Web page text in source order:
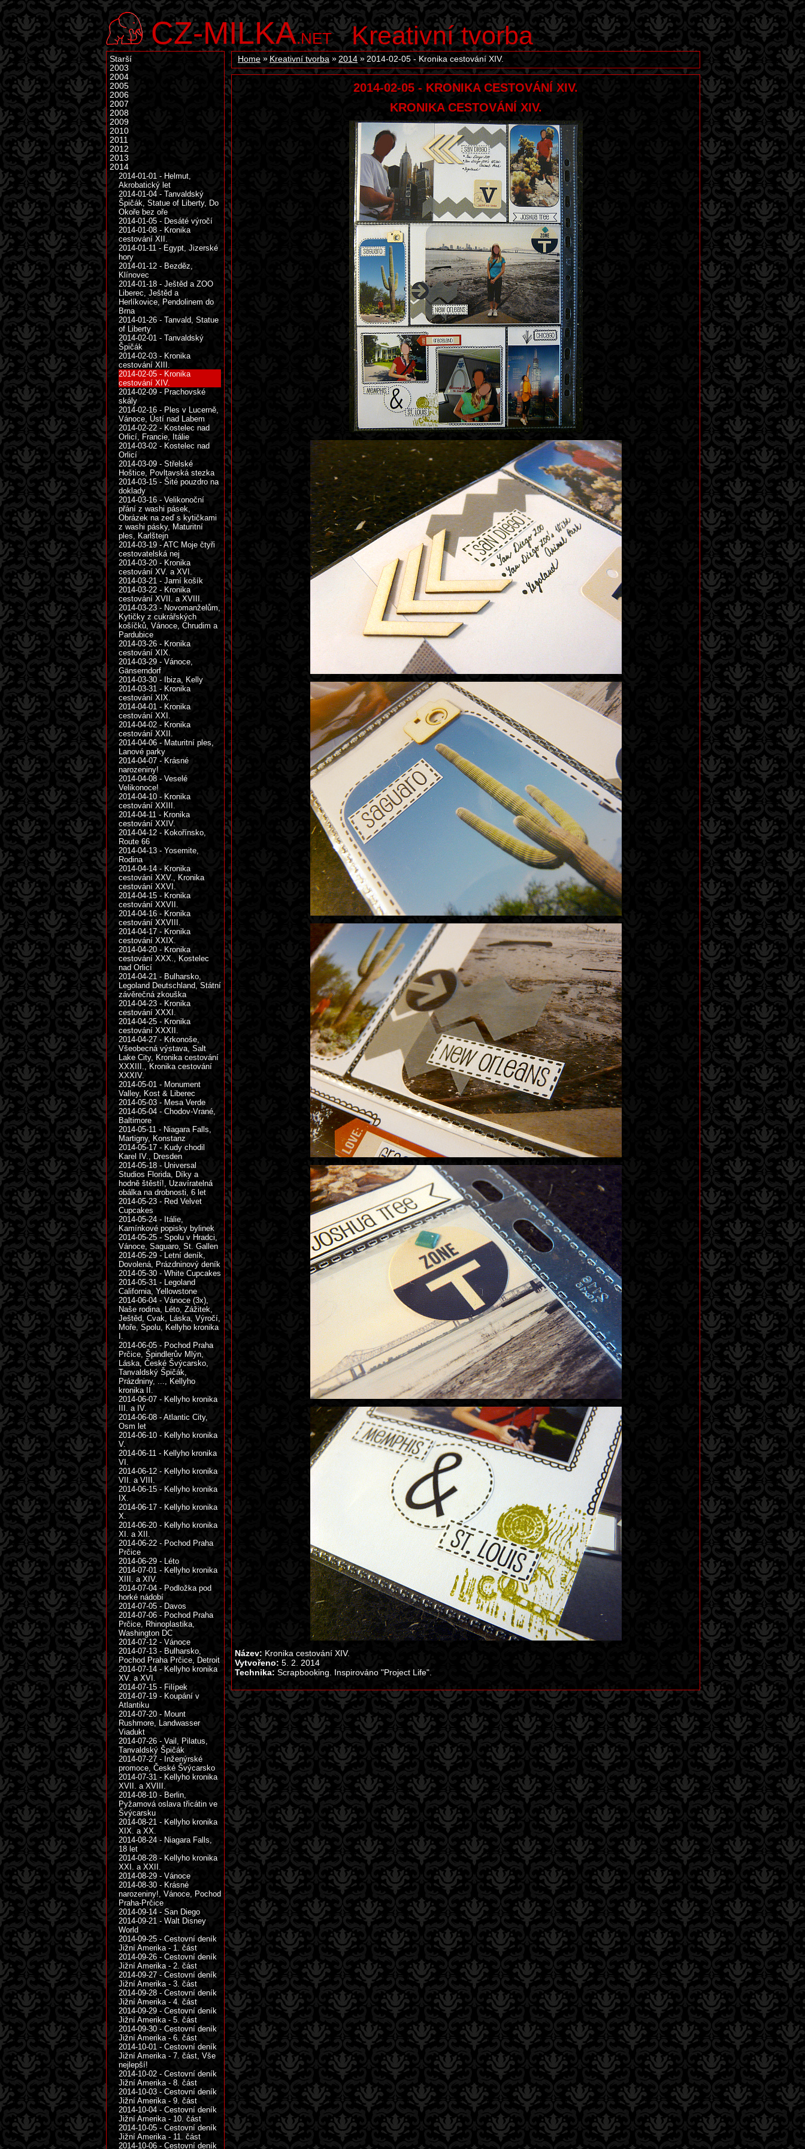
CZ-MILKA.NET Kreativní tvorba
Home Kreativní tvorba 2014 2014-02-05 - Kronika cestování XIV.
2014-02-05 - KRONIKA CESTOVÁNÍ XIV.
KRONIKA CESTOVÁNÍ XIV.
Název: Kronika cestování XIV.
Vytvořeno: 5. 2. 2014
Technika: Scrapbooking. Inspirováno "Project Life".
Starší
2003
2004
2005
2006
2007
2008
2009
2010
2011
2012
2013
2014
2014-01-01 - Helmut,
Akrobatický let
2014-01-04 - Tanvaldský
Špičák, Statue of Liberty, Do
Okoře bez oře
2014-01-05 - Desáté výročí
2014-01-08 - Kronika
cestování XII.
2014-01-11 - Egypt, Jizerské
hory
2014-01-12 - Bezděz,
Klínovec
2014-01-18 - Ještěd a ZOO
Liberec, Ještěd a
Herlíkovice, Pendolinem do
Brna
2014-01-26 - Tanvald, Statue
of Liberty
2014-02-01 - Tanvaldský
Špičák
2014-02-03 - Kronika
cestování XIII.
2014-02-05 - Kronika
cestování XIV.
2014-02-09 - Prachovské
skály
2014-02-16 - Ples v Lucerně,
Vánoce, Ústí nad Labem
2014-02-22 - Kostelec nad
Orlicí, Francie, Itálie
2014-03-02 - Kostelec nad
Orlicí
2014-03-09 - Střelské
Hoštice, Povltavská stezka
2014-03-15 - Šité pouzdro na
doklady
2014-03-16 - Velikonoční
přání z washi pásek,
Obrázek na zeď s kytičkami
z washi pásky, Maturitní
ples, Karlštejn
2014-03-19 - ATC Moje čtyři
cestovatelská nej
2014-03-20 - Kronika
cestování XV. a XVI.
2014-03-21 - Jarní košík
2014-03-22 - Kronika
cestování XVII. a XVIII.
2014-03-23 - Novomanželům,
Kytičky z cukrářských
košíčků, Vánoce, Chrudim a
Pardubice
2014-03-26 - Kronika
cestování XIX.
2014-03-29 - Vánoce,
Gänserndorf
2014-03-30 - Ibiza, Kelly
2014-03-31 - Kronika
cestování XIX.
2014-04-01 - Kronika
cestování XXI.
2014-04-02 - Kronika
cestování XXII.
2014-04-06 - Maturitní ples,
Lanové parky
2014-04-07 - Krásné
narozeniny!
2014-04-08 - Veselé
Velikonoce!
2014-04-10 - Kronika
cestování XXIII.
2014-04-11 - Kronika
cestování XXIV.
2014-04-12 - Kokořínsko,
Route 66
2014-04-13 - Yosemite,
Rodina
2014-04-14 - Kronika
cestování XXV., Kronika
cestování XXVI.
2014-04-15 - Kronika
cestování XXVII.
2014-04-16 - Kronika
cestování XXVIII.
2014-04-17 - Kronika
cestování XXIX.
2014-04-20 - Kronika
cestování XXX., Kostelec
nad Orlicí
2014-04-21 - Bulharsko,
Legoland Deutschland, Státní
závěrečná zkouška
2014-04-23 - Kronika
cestování XXXI.
2014-04-25 - Kronika
cestování XXXII.
2014-04-27 - Krkonoše,
Všeobecná výstava, Salt
Lake City, Kronika cestování
XXXIII., Kronika cestování
XXXIV.
2014-05-01 - Monument
Valley, Kost & Liberec
2014-05-03 - Mesa Verde
2014-05-04 - Chodov-Vrané,
Baltimore
2014-05-11 - Niagara Falls,
Martigny, Konstanz
2014-05-17 - Kudy chodil
Karel IV., Dresden
2014-05-18 - Universal
Studios Florida, Díky a
hodně štěstí!, Uzavíratelná
obálka na drobnosti, 6 let
2014-05-23 - Red Velvet
Cupcakes
2014-05-24 - Itálie,
Kamínkové popisky bylinek
2014-05-25 - Spolu v Hradci,
Vánoce, Saguaro, St. Gallen
2014-05-29 - Letní deník,
Dovolená, Prázdninový deník
2014-05-30 - White Cupcakes
2014-05-31 - Legoland
California, Yellowstone
2014-06-04 - Vánoce (3x),
Naše rodina, Léto, Zážitek,
Ještěd, Cvak, Láska, Výročí,
Moře, Spolu, Kellyho kronika
I.
2014-06-05 - Pochod Praha
Prčice, Špindlerův Mlýn,
Láska, České Švýcarsko,
Tanvaldský Špičák,
Prázdniny, ..., Kellyho
kronika II.
2014-06-07 - Kellyho kronika
III. a IV.
2014-06-08 - Atlantic City,
Osm let
2014-06-10 - Kellyho kronika
V.
2014-06-11 - Kellyho kronika
VI.
2014-06-12 - Kellyho kronika
VII. a VIII.
2014-06-15 - Kellyho kronika
IX.
2014-06-17 - Kellyho kronika
X.
2014-06-20 - Kellyho kronika
XI. a XII.
2014-06-22 - Pochod Praha
Prčice
2014-06-29 - Léto
2014-07-01 - Kellyho kronika
XIII. a XIV.
2014-07-04 - Podložka pod
horké nádobí
2014-07-05 - Davos
2014-07-06 - Pochod Praha
Prčice, Rhinoplastika,
Washington DC
2014-07-12 - Vánoce
2014-07-13 - Bulharsko,
Pochod Praha Prčice, Detroit
2014-07-14 - Kellyho kronika
XV. a XVI.
2014-07-15 - Filípek
2014-07-19 - Koupání v
Atlantiku
2014-07-20 - Mount
Rushmore, Landwasser
Viadukt
2014-07-26 - Vail, Pilatus,
Tanvaldský Špičák
2014-07-27 - Inženýrské
promoce, České Švýcarsko
2014-07-31 - Kellyho kronika
XVII. a XVIII.
2014-08-10 - Berlin,
Pyžamová oslava třicátin ve
Švýcarsku
2014-08-21 - Kellyho kronika
XIX. a XX.
2014-08-24 - Niagara Falls,
18 let
2014-08-28 - Kellyho kronika
XXI. a XXII.
2014-08-29 - Vánoce
2014-08-30 - Krásné
narozeniny!, Vánoce, Pochod
Praha-Prčice
2014-09-14 - San Diego
2014-09-21 - Walt Disney
World
2014-09-25 - Cestovní deník
Jižní Amerika - 1. část
2014-09-26 - Cestovní deník
Jižní Amerika - 2. část
2014-09-27 - Cestovní deník
Jižní Amerika - 3. část
2014-09-28 - Cestovní deník
Jižní Amerika - 4. část
2014-09-29 - Cestovní deník
Jižní Amerika - 5. část
2014-09-30 - Cestovní deník
Jižní Amerika - 6. část
2014-10-01 - Cestovní deník
Jižní Amerika - 7. část, Vše
nejlepší!
2014-10-02 - Cestovní deník
Jižní Amerika - 8. část
2014-10-03 - Cestovní deník
Jižní Amerika - 9. část
2014-10-04 - Cestovní deník
Jižní Amerika - 10. část
2014-10-05 - Cestovní deník
Jižní Amerika - 11. část
2014-10-06 - Cestovní deník